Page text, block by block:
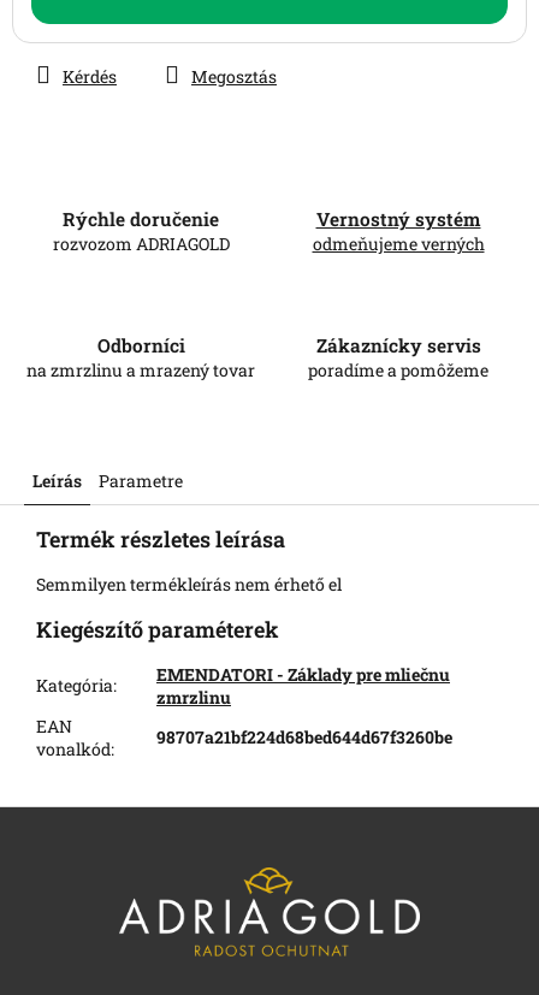
Kérdés Megosztás
Rýchle doručenie
rozvozom ADRIAGOLD
Vernostný systém
odmeňujeme verných
Odborníci
na zmrzlinu a mrazený tovar
Zákaznícky servis
poradíme a pomôžeme
Leírás Parametre
Termék részletes leírása
Semmilyen termékleírás nem érhető el
Kiegészítő paraméterek
Kategória:
EMENDATORI - Základy pre mliečnu
zmrzlinu
EAN
vonalkód:
98707a21bf224d68bed644d67f3260be